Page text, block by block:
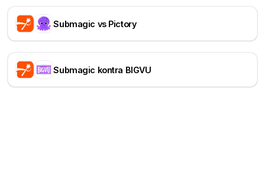
Submagic vs Pictory
Submagic kontra BIGVU